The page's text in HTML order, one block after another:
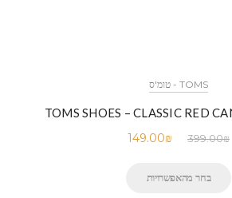
TOMS - טומ'ס
399.00₪
149.00₪
בחר מהאפשרויות